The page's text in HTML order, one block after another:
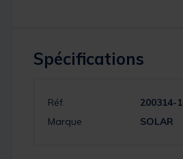
Spécifications
Réf.
200314-1
Marque
SOLAR